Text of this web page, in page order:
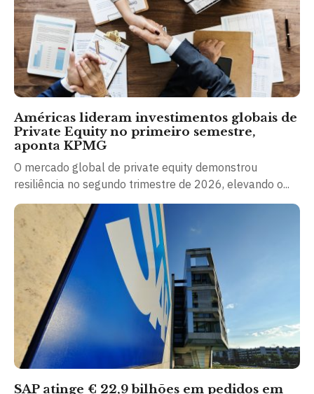
Américas lideram investimentos globais de
Private Equity no primeiro semestre,
aponta KPMG
O mercado global de private equity demonstrou
resiliência no segundo trimestre de 2026, elevando o...
SAP atinge € 22,9 bilhões em pedidos em